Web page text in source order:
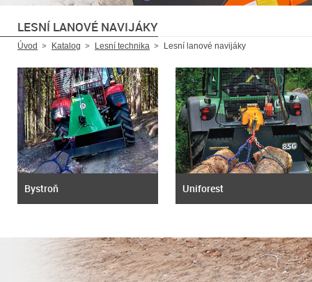
LESNÍ LANOVÉ NAVIJÁKY
Úvod Katalog Lesní technika Lesní lanové navijáky
Bystroň Uniforest